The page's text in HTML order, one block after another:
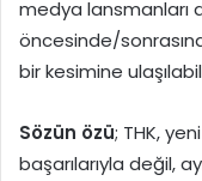
medya lansmanları
öncesinde/
bir kesimine
Sözün özü; THK,
başarılarıyla değil,